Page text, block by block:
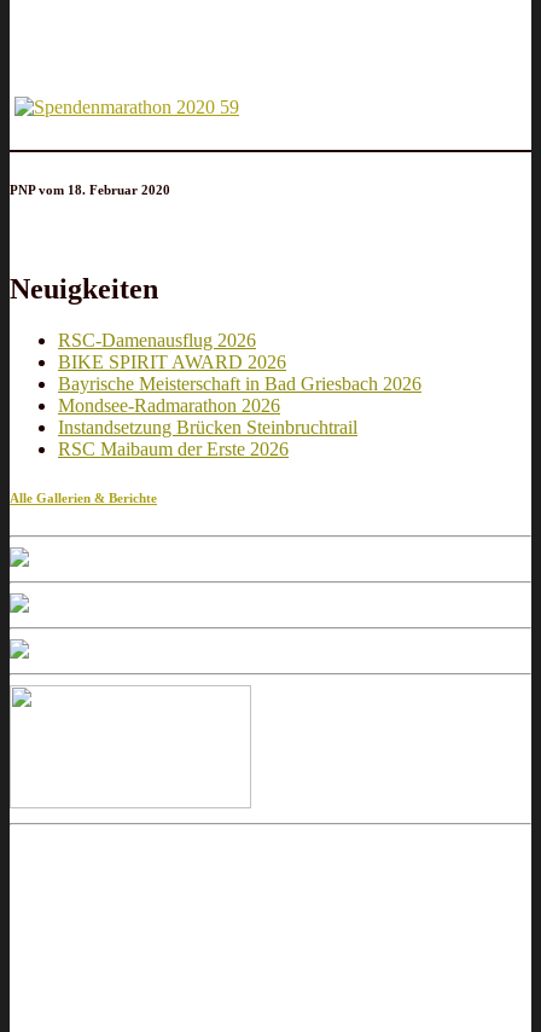
PNP vom 18. Februar 2020
Neuigkeiten
RSC-Damenausflug 2026
BIKE SPIRIT AWARD 2026
Bayrische Meisterschaft in Bad Griesbach 2026
Mondsee-Radmarathon 2026
Instandsetzung Brücken Steinbruchtrail
RSC Maibaum der Erste 2026
Alle Gallerien & Berichte